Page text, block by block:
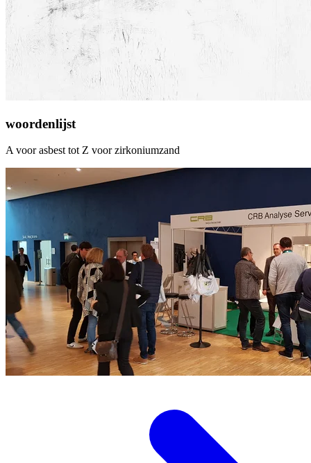
woordenlijst
A voor asbest tot Z voor zirkoniumzand